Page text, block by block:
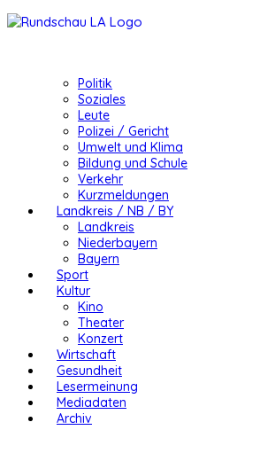
Politik
Soziales
Leute
Polizei / Gericht
Umwelt und Klima
Bildung und Schule
Verkehr
Kurzmeldungen
Landkreis / NB / BY
Landkreis
Niederbayern
Bayern
Sport
Kultur
Kino
Theater
Konzert
Wirtschaft
Gesundheit
Lesermeinung
Mediadaten
Archiv